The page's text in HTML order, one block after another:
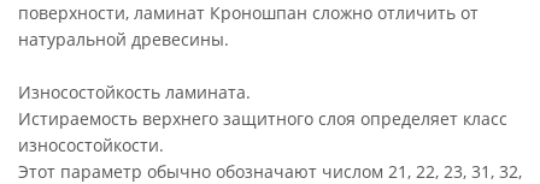
поверхности, ламинат Кроношпан сложно отличить от
натуральной древесины.
Износостойкость ламината.
Истираемость верхнего защитного слоя определяет класс
износостойкости.
Этот параметр обычно обозначают числом 21, 22, 23, 31, 32,